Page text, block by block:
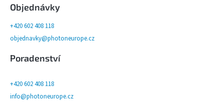
Objednávky
+420 602 408 118
objednavky@photoneurope.cz
Poradenství
+420 602 408 118
info@photoneurope.cz